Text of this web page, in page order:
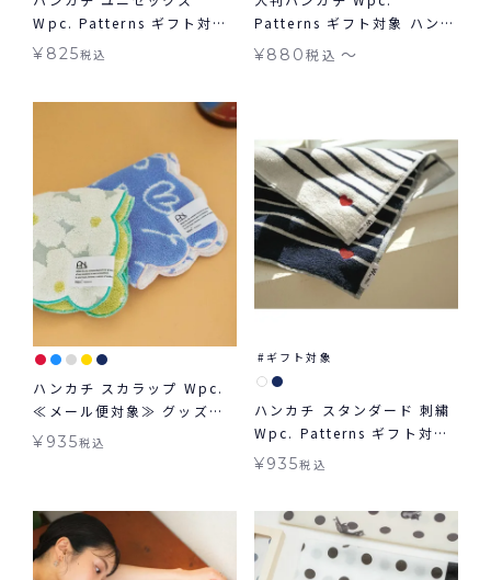
Wpc. Patterns ギフト対象
≪メール便対象≫
¥ 825税込
Patterns ギフト対象 ハンカ
チ≪メール便対象≫
¥880税込 〜
ハンカチ スカラップ Wpc.
≪メール便対象≫ グッズ
ギフト対象 Wpc.
¥ 935税込
ギフト対象
ハンカチ スタンダード 刺繍
Wpc. Patterns ギフト対象
ハンカチ ボーダー ≪メール
¥935税込